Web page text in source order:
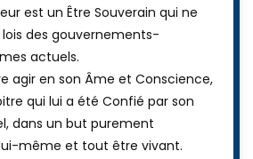
est un Être Souverain qui ne
des gouvernements-
actuels.
agir en son Âme et Conscience,
qui lui a été Confié par son
dans un but purement
même et tout être vivant.